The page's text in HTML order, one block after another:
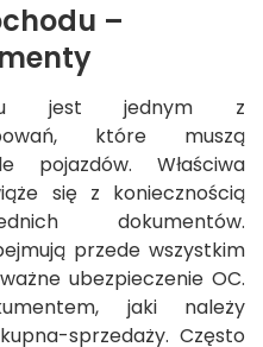
–
jest jednym z
które muszą
pojazdów. Właściwa
się z koniecznością
dokumentów.
przede wszystkim
ubezpieczenie OC.
jaki należy
sprzedaży. Często